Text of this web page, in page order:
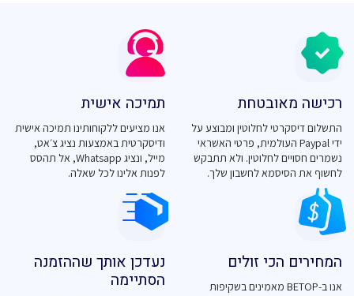
רכישה מאובטחת
התשלום דיסקרטי לחלוטין ומבוצע על
ידי Paypal העולמית, פרטי האשראי
נשמרים חסויים לחלוטין. ולא תתבקש
לחשוף את הסיסמא לחשבון שלך.
תמיכה אישית
אנו מציעים ללקוחותינו תמיכה אישית
ודיסקרטית באמצעות נציג צ׳אט,
מייל, ונציג Whatsapp, אל תהסס
לפנות אלינו לכל שאלה.
המחירים הכי זולים
אנו ב-BETOP מאמינים בשקיפות
נעדכן אותך שההזמנה
הסתיימה